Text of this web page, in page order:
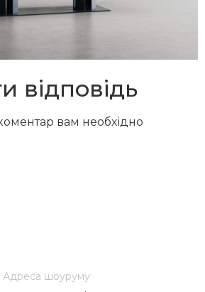
відповідь
вам необхідно
Адреса шоуруму